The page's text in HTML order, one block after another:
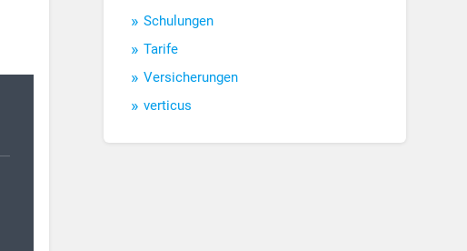
Schulungen
Tarife
Versicherungen
verticus